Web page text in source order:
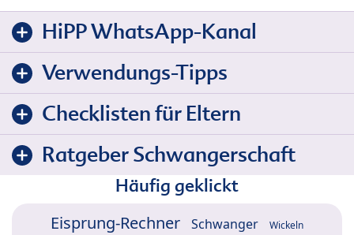
HiPP WhatsApp-Kanal
Verwendungs-Tipps
Checklisten für Eltern
Ratgeber Schwangerschaft
Häufig geklickt
Eisprung-Rechner Schwanger Wickeln